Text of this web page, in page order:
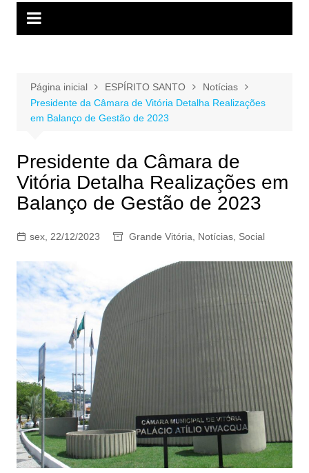
Página inicial ESPÍRITO SANTO
Notícias
Presidente da Câmara de Vitória Detalha Realizações
em Balanço de Gestão de 2023
Presidente da Câmara de
Vitória Detalha Realizações em
Balanço de Gestão de 2023
sex, 22/12/2023 Grande Vitória Notícias, Social